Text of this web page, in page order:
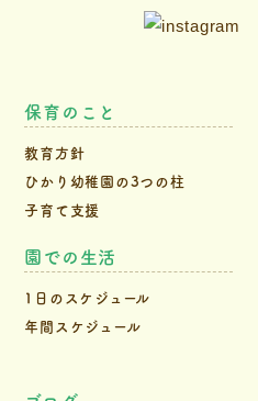
保育のこと
教育方針
ひかり幼稚園の3つの柱
子育て支援
園での生活
1日のスケジュール
年間スケジュール